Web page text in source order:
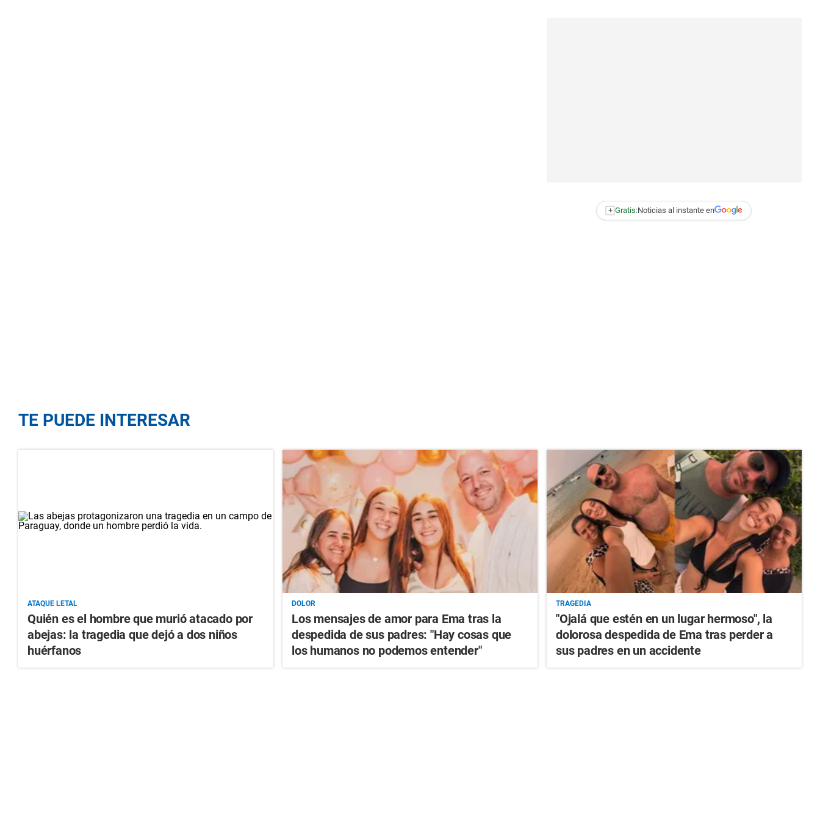
+ Gratis:Noticias al instante en
TE PUEDE INTERESAR
ATAQUE LETAL
Quién es el hombre que murió atacado por
abejas: la tragedia que dejó a dos niños
huérfanos
DOLOR
Los mensajes de amor para Ema tras la
despedida de sus padres: "Hay cosas que
los humanos no podemos entender"
TRAGEDIA
"Ojalá que estén en un lugar hermoso", la
dolorosa despedida de Ema tras perder a
sus padres en un accidente